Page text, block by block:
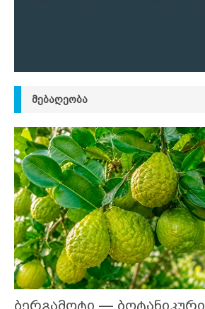
ᲛᲔᲑᲐᲦᲔᲝᲑᲐ
ბერგამოტი — ბოტანიკური